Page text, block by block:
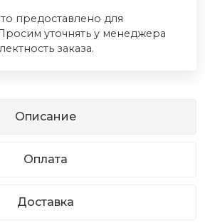
предоставлено для
уточнять у менеджера
заказа.
Описание
Оплата
Доставка